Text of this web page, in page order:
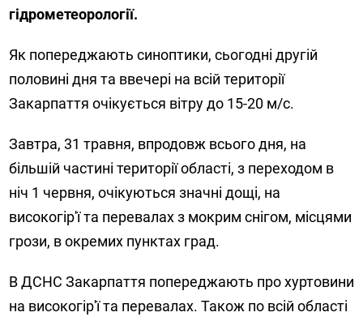
гідрометеорології.
Як попереджають синоптики, сьогодні другій
половині дня та ввечері на всій території
Закарпаття очікується вітру до 15-20 м/с.
Завтра, 31 травня, впродовж всього дня, на
більшій частині території області, з переходом в
ніч 1 червня, очікуються значні дощі, на
високогір'ї та перевалах з мокрим снігом, місцями
грози, в окремих пунктах град.
В ДСНС Закарпаття попереджають про хуртовини
на високогір'ї та перевалах. Також по всій області